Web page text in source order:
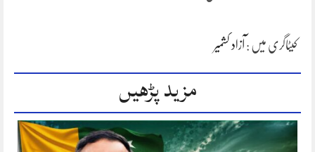
کیٹاگری میں : آزاد کشمیر
مزید پڑھیں